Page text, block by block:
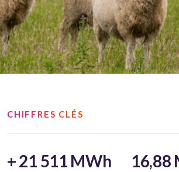
CHIFFRES CLÉS
+ 21 511 MWh 16,88